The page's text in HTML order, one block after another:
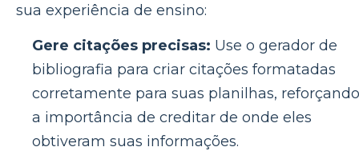
sua experiência de ensino:
Gere citações precisas: Use o gerador de
bibliografia para criar citações formatadas
corretamente para suas planilhas, reforçando
a importância de creditar de onde eles
obtiveram suas informações.